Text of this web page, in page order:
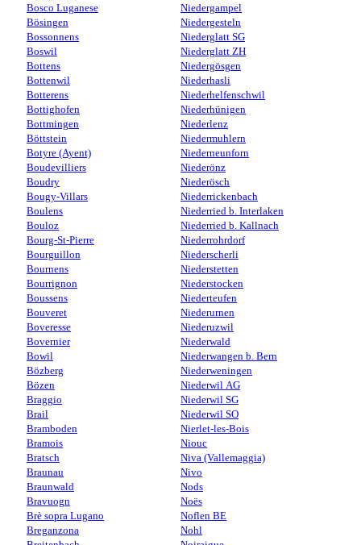
Bosco Luganese
Bösingen
Bossonnens
Boswil
Bottens
Bottenwil
Botterens
Bottighofen
Bottmingen
Böttstein
Botyre (Ayent)
Boudevilliers
Boudry
Bougy-Villars
Boulens
Bouloz
Bourg-St-Pierre
Bourguillon
Bournens
Bourrignon
Boussens
Bouveret
Boveresse
Bovernier
Bowil
Bözberg
Bözen
Braggio
Brail
Bramboden
Bramois
Bratsch
Braunau
Braunwald
Bravuogn
Brè sopra Lugano
Breganzona
Niedergampel
Niedergesteln
Niederglatt SG
Niederglatt ZH
Niedergösgen
Niederhasli
Niederhelfenschwil
Niederhünigen
Niederlenz
Niedermuhlern
Niederneunforn
Niederönz
Niederösch
Niederrickenbach
Niederried b. Interlaken
Niederried b. Kallnach
Niederrohrdorf
Niederscherli
Niederstetten
Niederstocken
Niederteufen
Niederurnen
Niederuzwil
Niederwald
Niederwangen b. Bern
Niederweningen
Niederwil AG
Niederwil SG
Niederwil SO
Nierlet-les-Bois
Niouc
Niva (Vallemaggia)
Nivo
Nods
Noës
Noflen BE
Nohl